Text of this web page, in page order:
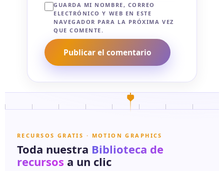
GUARDA MI NOMBRE, CORREO
ELECTRÓNICO Y WEB EN ESTE
NAVEGADOR PARA LA PRÓXIMA VEZ
QUE COMENTE.
RECURSOS GRATIS · MOTION GRAPHICS
Toda nuestra Biblioteca de
recursos a un clic